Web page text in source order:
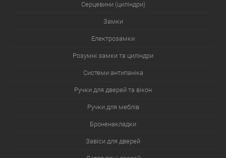
Серцевини (циліндри)
Замки
Електрозамки
Розумні замки та циліндри
Системи антипаніка
Ручки для дверей та вікон
Ручки для меблів
Броненакладки
Завіси для дверей